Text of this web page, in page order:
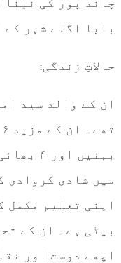
بابا اگلے شہر کے
حالاتِ زندگی:
ان کے والد سید
بہنیں
میں شادی کروادی
بیٹی ہے۔ ان کے
اچھے دوست اور